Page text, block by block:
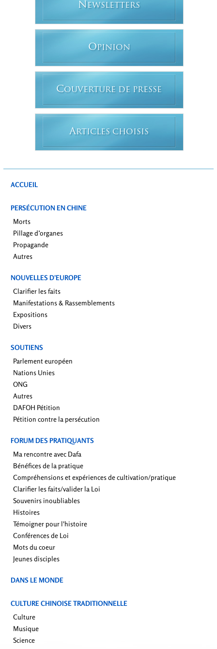
N EWSLETTERS
OPINION
COUVERTURE DE PRESSE
ARTICLES CHOISIS
ACCUEIL
PERSÉCUTION EN CHINE
Morts
Pillage d’organes
Propagande
Autres
NOUVELLES D’EUROPE
Clarifier les faits
Manifestations & Rassemblements
Expositions
Divers
SOUTIENS
Parlement européen
Nations Unies
ONG
Autres
DAFOH Pétition
Pétition contre la persécution
FORUM DES PRATIQUANTS
Ma rencontre avec Dafa
Bénéfices de la pratique
Compréhensions et expériences de cultivation/pratique
Clarifier les faits/valider la Loi
Souvenirs inoubliables
Histoires
Témoigner pour l'histoire
Conférences de Loi
Mots du coeur
Jeunes disciples
DANS LE MONDE
CULTURE CHINOISE TRADITIONNELLE
Culture
Musique
Science